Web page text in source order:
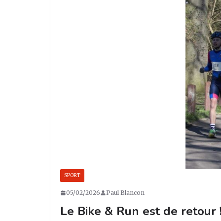
SPORT
05/02/2026 Paul Blancon
Le Bike & Run est de retour